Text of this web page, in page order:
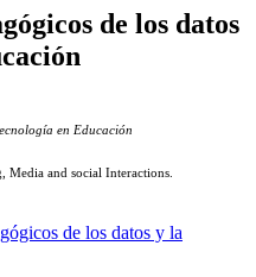
de los datos
en Educación
Media and social Interactions.
de los datos y la